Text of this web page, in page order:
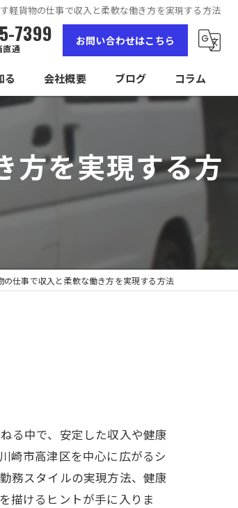
軽貨物の仕事で収入と柔軟な働き方を実現する方法
7399
直通
お問い合わせはこちら
る 会社概要 ブログ コラム
方を実現する方
の仕事で収入と柔軟な働き方を実現する方法
る中で、安定した収入や健康
崎市高津区を中心に広がるシ
務スタイルの実現方法、健康
描けるヒントが手に入りま